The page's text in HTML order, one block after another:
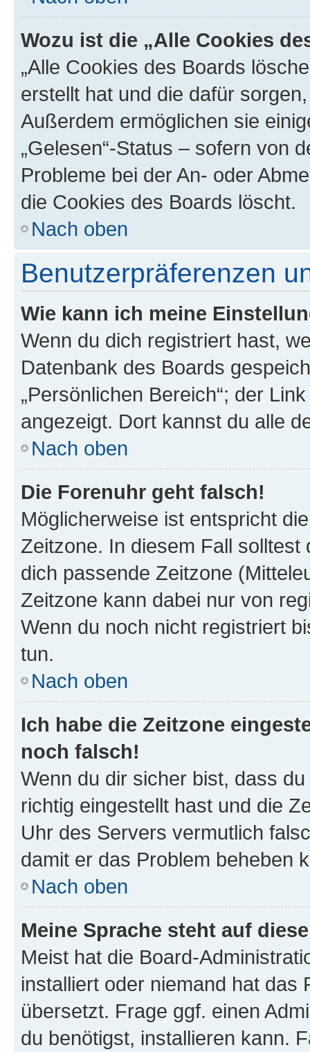
Wozu ist die „Alle Cookies
„Alle Cookies des Boards
erstellt hat und die dafür
Außerdem ermöglichen sie
„Gelesen“-Status – sofern von
Probleme bei der An- oder
die Cookies des Boards löscht.
Nach oben
Benutzerpräferenzen
Wie kann ich meine
Wenn du dich registriert hast,
Datenbank des Boards
„Persönlichen Bereich“; der
angezeigt. Dort kannst du alle
Nach oben
Die Forenuhr geht falsch!
Möglicherweise ist entspricht
Zeitzone. In diesem Fall solltest
dich passende Zeitzone
Zeitzone kann dabei nur von
Wenn du noch nicht registriert
tun.
Nach oben
Ich habe die Zeitzone
noch falsch!
Wenn du dir sicher bist, dass
richtig eingestellt hast und die
Uhr des Servers vermutlich
damit er das Problem beheben
Nach oben
Meine Sprache steht auf
Meist hat die Board-
installiert oder niemand hat das
übersetzt. Frage ggf. einen
du benötigst, installieren kann.